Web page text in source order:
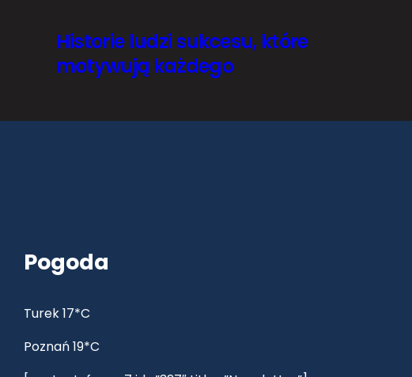
Historie ludzi sukcesu, które
motywują każdego
Pogoda
Turek 17*C
Poznań 19*C